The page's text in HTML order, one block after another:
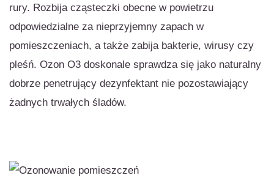
rury. Rozbija cząsteczki obecne w powietrzu
odpowiedzialne za nieprzyjemny zapach w
pomieszczeniach, a także zabija bakterie, wirusy czy
pleśń. Ozon O3 doskonale sprawdza się jako naturalny
dobrze penetrujący dezynfektant nie pozostawiający
żadnych trwałych śladów.